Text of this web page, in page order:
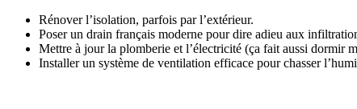
Rénover l’isolation, parfois par l’extérieur.
Poser un drain français moderne pour dire adieu aux
Mettre à jour la plomberie et l’électricité (ça fait aussi dormir
Installer un système de ventilation efficace pour chasser